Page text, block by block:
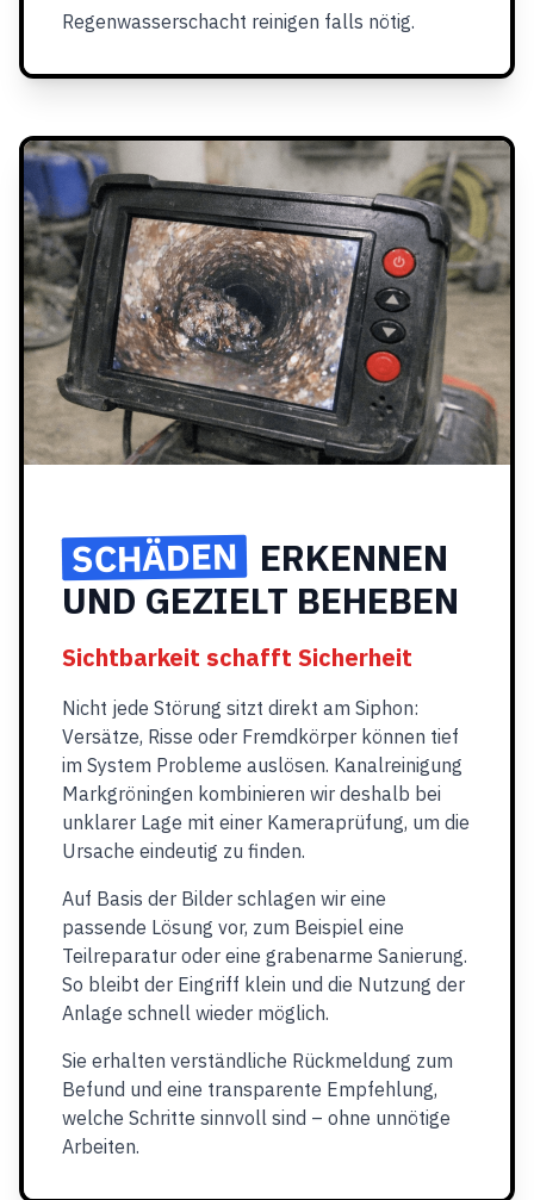
Regenwasserschacht reinigen falls nötig.
SCHÄDEN ERKENNEN
UND GEZIELT BEHEBEN
Sichtbarkeit schafft Sicherheit
Nicht jede Störung sitzt direkt am Siphon:
Versätze, Risse oder Fremdkörper können tief
im System Probleme auslösen. Kanalreinigung
Markgröningen kombinieren wir deshalb bei
unklarer Lage mit einer Kameraprüfung, um die
Ursache eindeutig zu finden.
Auf Basis der Bilder schlagen wir eine
passende Lösung vor, zum Beispiel eine
Teilreparatur oder eine grabenarme Sanierung.
So bleibt der Eingriff klein und die Nutzung der
Anlage schnell wieder möglich.
Sie erhalten verständliche Rückmeldung zum
Befund und eine transparente Empfehlung,
welche Schritte sinnvoll sind – ohne unnötige
Arbeiten.